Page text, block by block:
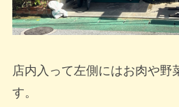
店内入って左側にはお肉や野
す。